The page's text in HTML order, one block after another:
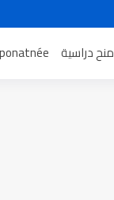
منح دراسية